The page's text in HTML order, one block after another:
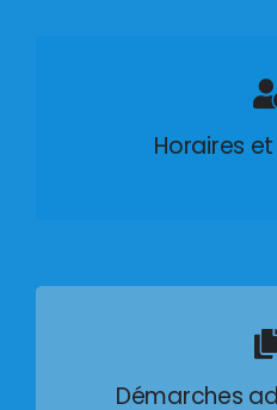
Horaires
Démarches